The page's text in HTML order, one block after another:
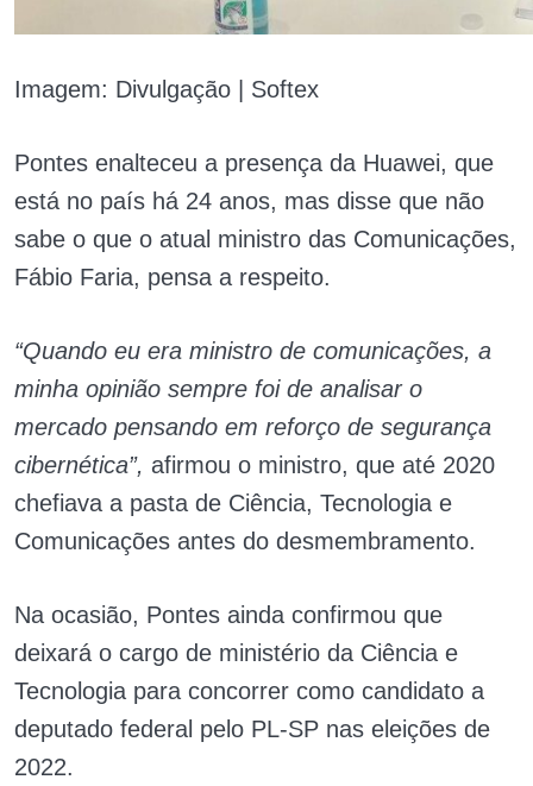
Imagem: Divulgação | Softex
Pontes enalteceu a presença da Huawei, que
está no país há 24 anos, mas disse que não
sabe o que o atual ministro das Comunicações,
Fábio Faria, pensa a respeito.
“Quando eu era ministro de comunicações, a
minha opinião sempre foi de analisar o
mercado pensando em reforço de segurança
cibernética”, afirmou o ministro, que até 2020
chefiava a pasta de Ciência, Tecnologia e
Comunicações antes do desmembramento.
Na ocasião, Pontes ainda confirmou que
deixará o cargo de ministério da Ciência e
Tecnologia para concorrer como candidato a
deputado federal pelo PL-SP nas eleições de
2022.